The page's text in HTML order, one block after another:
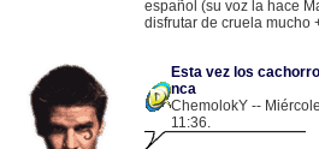
español (su voz la hace
disfrutar de cruela mucho
Esta vez los
nca
ChemolokY --
11:36.